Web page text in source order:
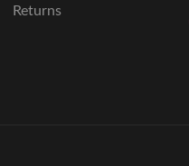
Returns